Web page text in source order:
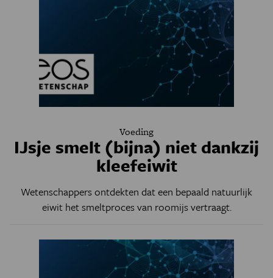
Voeding
IJsje smelt (bijna) niet dankzij
kleefeiwit
Wetenschappers ontdekten dat een bepaald natuurlijk
eiwit het smeltproces van roomijs vertraagt.